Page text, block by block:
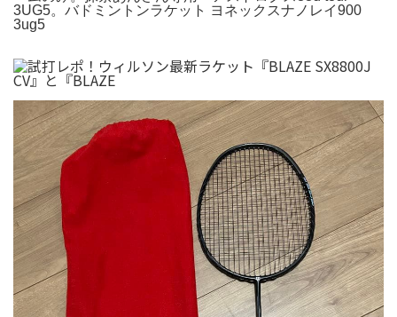
3UG5。バドミントンラケット ヨネックスナノレイ900
3ug5